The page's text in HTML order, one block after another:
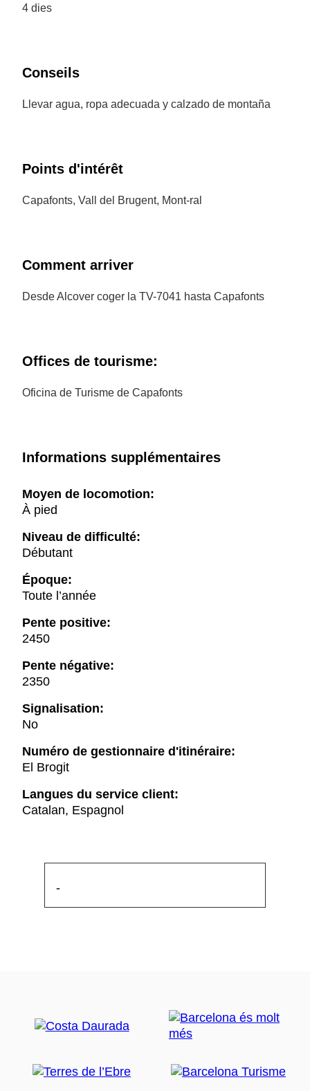
4 dies
Conseils
Llevar agua, ropa adecuada y calzado de montaña
Points d'intérêt
Capafonts, Vall del Brugent, Mont-ral
Comment arriver
Desde Alcover coger la TV-7041 hasta Capafonts
Offices de tourisme:
Oficina de Turisme de Capafonts
Informations supplémentaires
Moyen de locomotion:
À pied
Niveau de difficulté:
Débutant
Époque:
Toute l’année
Pente positive:
2450
Pente négative:
2350
Signalisation:
No
Numéro de gestionnaire d'itinéraire:
El Brogit
Langues du service client:
Catalan, Espagnol
-